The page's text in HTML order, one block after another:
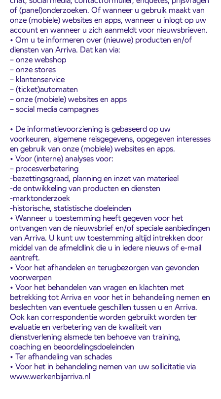
of (panel)onderzoeken. Of wanneer u gebruik maakt van
onze (mobiele) websites en apps, wanneer u inlogt op uw
account en wanneer u zich aanmeldt voor nieuwsbrieven.
• Om u te informeren over (nieuwe) producten en/of
diensten van Arriva. Dat kan via:
– onze webshop
– onze stores
– klantenservice
– (ticket)automaten
– onze (mobiele) websites en apps
– social media campagnes
• De informatievoorziening is gebaseerd op uw
voorkeuren, algemene reisgegevens, opgegeven interesses
en gebruik van onze (mobiele) websites en apps.
• Voor (interne) analyses voor:
– procesverbetering
-bezettingsgraad, planning en inzet van materieel
-de ontwikkeling van producten en diensten
-marktonderzoek
-historische, statistische doeleinden
• Wanneer u toestemming heeft gegeven voor het
ontvangen van de nieuwsbrief en/of speciale aanbiedingen
van Arriva. U kunt uw toestemming altijd intrekken door
middel van de afmeldlink die u in iedere nieuws of e-mail
aantreft.
• Voor het afhandelen en terugbezorgen van gevonden
voorwerpen
• Voor het behandelen van vragen en klachten met
betrekking tot Arriva en voor het in behandeling nemen en
beslechten van eventuele geschillen tussen u en Arriva.
Ook kan correspondentie worden gebruikt worden ter
evaluatie en verbetering van de kwaliteit van
dienstverlening alsmede ten behoeve van training,
coaching en beoordelingsdoeleinden
• Ter afhandeling van schades
• Voor het in behandeling nemen van uw sollicitatie via
www.werkenbijarriva.nl